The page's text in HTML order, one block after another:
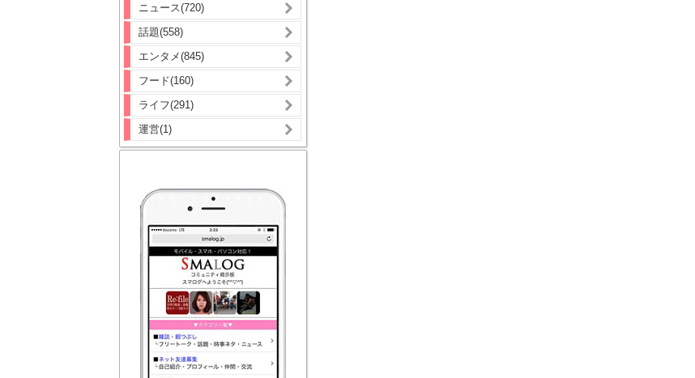
ニュース(720)
話題(558)
エンタメ(845)
フード(160)
ライフ(291)
運営(1)